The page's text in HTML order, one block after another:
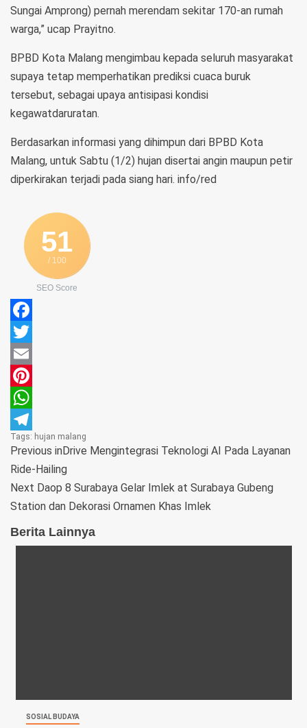
Sungai Amprong) pernah merendam sekitar 170-an rumah
warga,” ucap Prayitno.
BPBD Kota Malang mengimbau kepada seluruh masyarakat
supaya tetap memperhatikan prediksi cuaca buruk
tersebut, sebagai upaya antisipasi kondisi
kegawatdaruratan.
Berdasarkan informasi yang dihimpun dari BPBD Kota
Malang, untuk Sabtu (1/2) hujan disertai angin maupun petir
diperkirakan terjadi pada siang hari. info/red
51
/ 100
SEO Score
Facebook
Twitter
Email
Pinterest
WhatsApp
Telegram
Tags: hujan malang
Previous inDrive Mengintegrasi Teknologi AI Pada Layanan
Ride-Hailing
Next Daop 8 Surabaya Gelar Imlek at Surabaya Gubeng
Station dan Dekorasi Ornamen Khas Imlek
Berita Lainnya
SOSIAL BUDAYA